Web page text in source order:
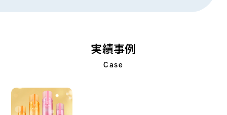
実績事例
Case